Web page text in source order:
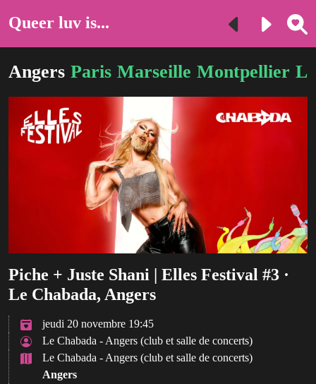
Queer luv is...
Angers Paris Marseille Montpellier
Piche + Juste Shani | Elles Festival #3 ·
Le Chabada, Angers
jeudi 20 novembre 19:45
Le Chabada - Angers (club et salle de concerts)
Le Chabada - Angers (club et salle de concerts)
Angers